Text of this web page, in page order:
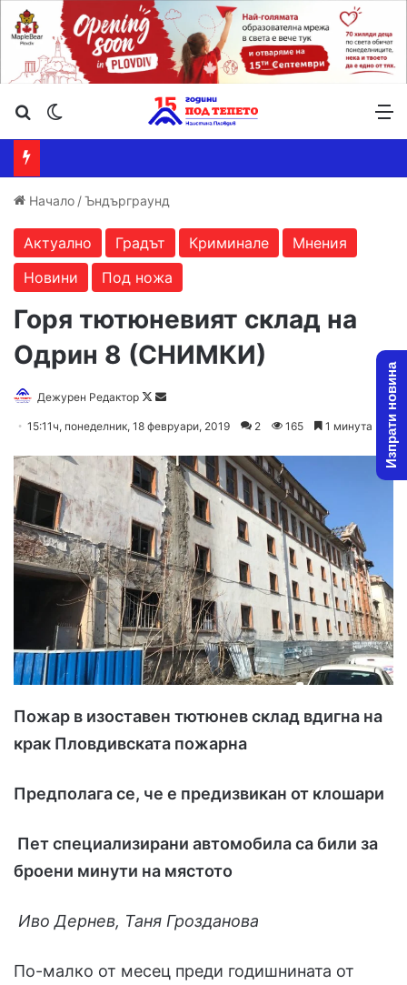
Търсене ...
Начало /Ъндърграунд
Актуално Градът Криминале
Мнения
Новини
Под ножа
Горя тютюневият склад на
Одрин 8 (СНИМКИ)
Дежурен Редактор
F
o
w
o
n
X
d
a
n
e
m
a
i
l
15:11ч, понеделник, 18 февруари, 2019 2 165 1 минута
Пожар в изоставен тютюнев склад вдигна на
крак Пловдивската пожарна
Предполага се, че е предизвикан от клошари
Пет специализирани автомобила са били за
броени минути на мястото
Иво Дернев, Таня Грозданова
По-малко от месец преди годишнината от
Изпрати новина